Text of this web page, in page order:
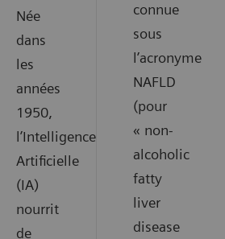
Née
dans
les
années
1950,
l’Intelligence
Artificielle
(IA)
nourrit
de
connue
sous
l’acronyme
NAFLD
(pour
« non-
alcoholic
fatty
liver
disease